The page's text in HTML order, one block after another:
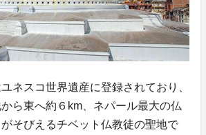
ネスコ世界遺産に登録されており、
ら東へ約６km、ネパール最大の仏
そびえるチベット仏教徒の聖地で